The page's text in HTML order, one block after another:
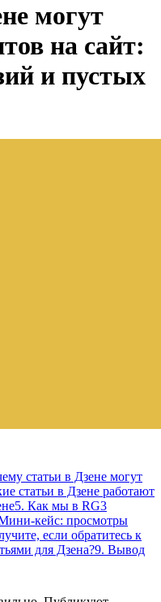
могут
на сайт:
и пустых
статьи в Дзене могут
статьи в Дзене работают
5. Как мы в RG3
кейс: просмотры
если обратитесь к
для Дзена?9. Вывод